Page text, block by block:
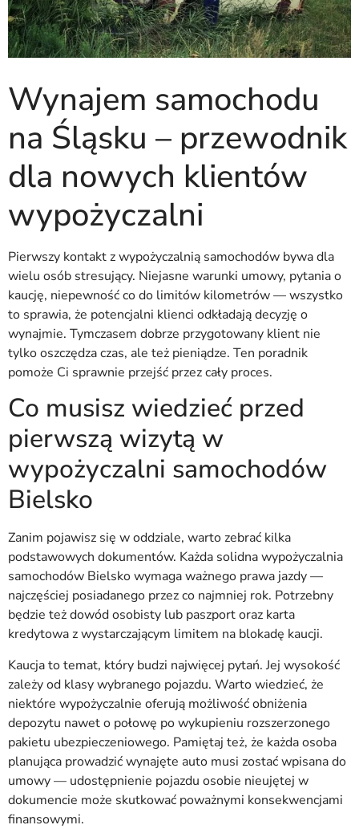
Wynajem samochodu
na Śląsku – przewodnik
dla nowych klientów
wypożyczalni
Pierwszy kontakt z wypożyczalnią samochodów bywa dla
wielu osób stresujący. Niejasne warunki umowy, pytania o
kaucję, niepewność co do limitów kilometrów — wszystko
to sprawia, że potencjalni klienci odkładają decyzję o
wynajmie. Tymczasem dobrze przygotowany klient nie
tylko oszczędza czas, ale też pieniądze. Ten poradnik
pomoże Ci sprawnie przejść przez cały proces.
Co musisz wiedzieć przed
pierwszą wizytą w
wypożyczalni samochodów
Bielsko
Zanim pojawisz się w oddziale, warto zebrać kilka
podstawowych dokumentów. Każda solidna wypożyczalnia
samochodów Bielsko wymaga ważnego prawa jazdy —
najczęściej posiadanego przez co najmniej rok. Potrzebny
będzie też dowód osobisty lub paszport oraz karta
kredytowa z wystarczającym limitem na blokadę kaucji.
Kaucja to temat, który budzi najwięcej pytań. Jej wysokość
zależy od klasy wybranego pojazdu. Warto wiedzieć, że
niektóre wypożyczalnie oferują możliwość obniżenia
depozytu nawet o połowę po wykupieniu rozszerzonego
pakietu ubezpieczeniowego. Pamiętaj też, że każda osoba
planująca prowadzić wynajęte auto musi zostać wpisana do
umowy — udostępnienie pojazdu osobie nieujętej w
dokumencie może skutkować poważnymi konsekwencjami
finansowymi.